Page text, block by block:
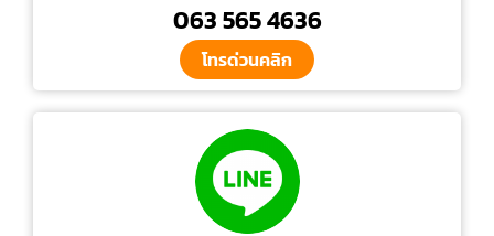
063 565 4636
โทรด่วนคลิก